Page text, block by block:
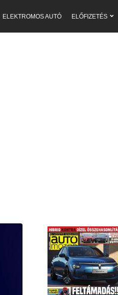
ELEKTROMOS AUTÓ ELŐFIZETÉS